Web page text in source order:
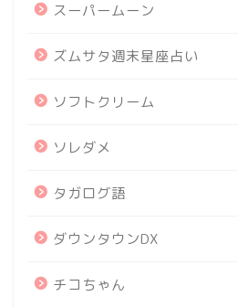
スーパームーン
ズムサタ週末星座占い
ソフトクリーム
ソレダメ
タガログ語
ダウンタウンDX
チコちゃん